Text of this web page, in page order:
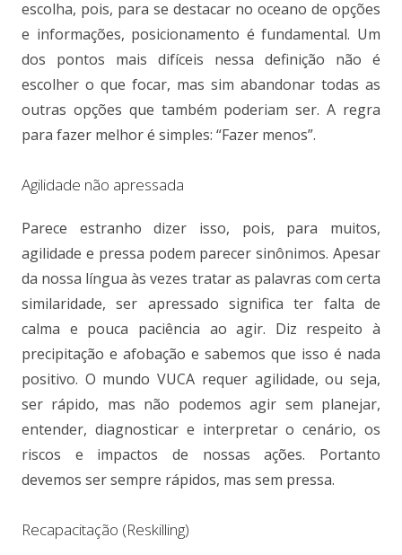
escolha, pois, para se destacar no oceano de opções
e informações, posicionamento é fundamental. Um
dos pontos mais difíceis nessa definição não é
escolher o que focar, mas sim abandonar todas as
outras opções que também poderiam ser. A regra
para fazer melhor é simples: “Fazer menos”.
Agilidade não apressada
Parece estranho dizer isso, pois, para muitos,
agilidade e pressa podem parecer sinônimos. Apesar
da nossa língua às vezes tratar as palavras com certa
similaridade, ser apressado significa ter falta de
calma e pouca paciência ao agir. Diz respeito à
precipitação e afobação e sabemos que isso é nada
positivo. O mundo VUCA requer agilidade, ou seja,
ser rápido, mas não podemos agir sem planejar,
entender, diagnosticar e interpretar o cenário, os
riscos e impactos de nossas ações. Portanto
devemos ser sempre rápidos, mas sem pressa.
Recapacitação (Reskilling)